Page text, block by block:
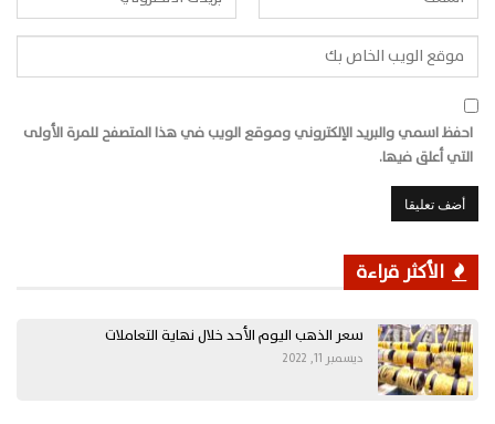
احفظ اسمي والبريد الإلكتروني وموقع الويب في هذا المتصفح للمرة الأولى
التي أعلق فيها.
الأكثر قراءة
سعر الذهب اليوم الأحد خلال نهاية التعاملات
ديسمبر 11, 2022